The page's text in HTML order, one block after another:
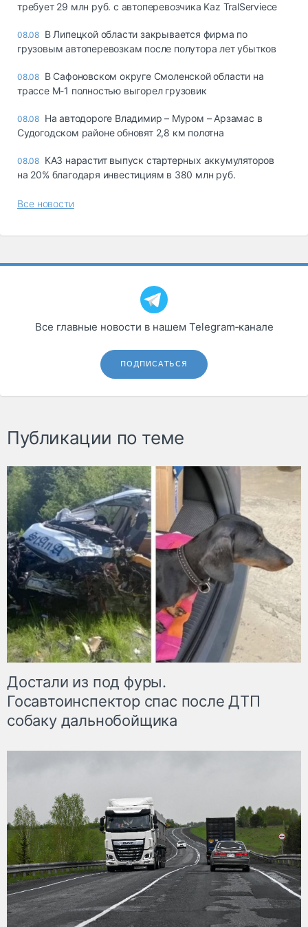
требует 29 млн руб. с автоперевозчика Kaz TralServiece
08.08 В Липецкой области закрывается фирма по
грузовым автоперевозкам после полутора лет убытков
08.08 В Сафоновском округе Смоленской области на
трассе М-1 полностью выгорел грузовик
08.08 На автодороге Владимир – Муром – Арзамас в
Судогодском районе обновят 2,8 км полотна
08.08 КАЗ нарастит выпуск стартерных аккумуляторов
на 20% благодаря инвестициям в 380 млн руб.
Все новости
Все главные новости в нашем Telegram‑канале
ПОДПИСАТЬСЯ
Публикации по теме
Достали из под фуры.
Госавтоинспектор спас после ДТП
собаку дальнобойщика